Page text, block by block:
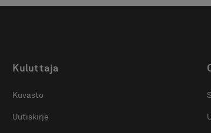
Kuluttaja
Kuvasto
Uutiskirje